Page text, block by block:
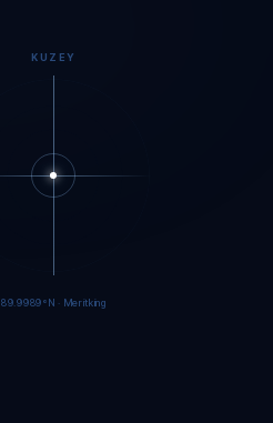
KUZEY
89.9986°N · Meritking